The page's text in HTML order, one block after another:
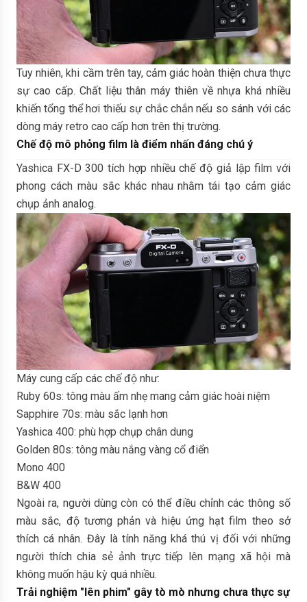
Tuy nhiên, khi cầm trên tay, cảm giác hoàn thiện chưa thực
sự cao cấp. Chất liệu thân máy thiên về nhựa khá nhiều
khiến tổng thể hơi thiếu sự chắc chắn nếu so sánh với các
dòng máy retro cao cấp hơn trên thị trường.
Chế độ mô phỏng film là điểm nhấn đáng chú ý
Yashica FX-D 300 tích hợp nhiều chế độ giả lập film với
phong cách màu sắc khác nhau nhằm tái tạo cảm giác
chụp ảnh analog.
Máy cung cấp các chế độ như:
Ruby 60s: tông màu ấm nhẹ mang cảm giác hoài niệm
Sapphire 70s: màu sắc lạnh hơn
Yashica 400: phù hợp chụp chân dung
Golden 80s: tông màu nắng vàng cổ điển
Mono 400
B&W 400
Ngoài ra, người dùng còn có thể điều chỉnh các thông số
màu sắc, độ tương phản và hiệu ứng hạt film theo sở
thích cá nhân. Đây là tính năng khá thú vị đối với những
người thích chia sẻ ảnh trực tiếp lên mạng xã hội mà
không muốn hậu kỳ quá nhiều.
Trải nghiệm "lên phim" gây tò mò nhưng chưa thực sự